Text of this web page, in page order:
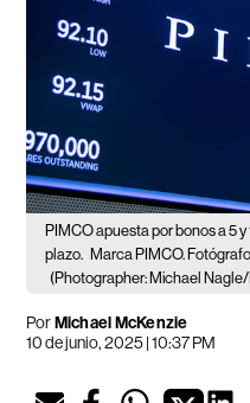
PIMCO apuesta por bonos a 5
plazo. Marca PIMCO.
(Photographer: Michael
PorMichael McKenzie
10 de junio, 2025 | 10:37 PM